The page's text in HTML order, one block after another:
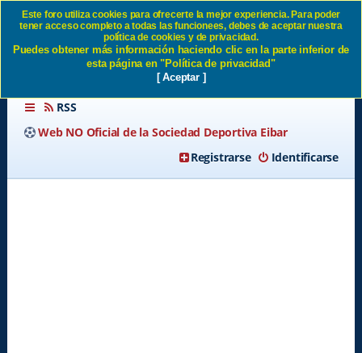
Condiciones de uso SD Eibar
RSS
Web NO Oficial de la Sociedad Deportiva Eibar
Identificarse
Registrarse
Este foro utiliza cookies para ofrecerte la mejor experiencia. Para poder
tener acceso completo a todas las funcionees, debes de aceptar nuestra
política de cookies y de privacidad.
Puedes obtener más información haciendo clic en la parte inferior de
esta página en "Política de privacidad"
[ Aceptar ]